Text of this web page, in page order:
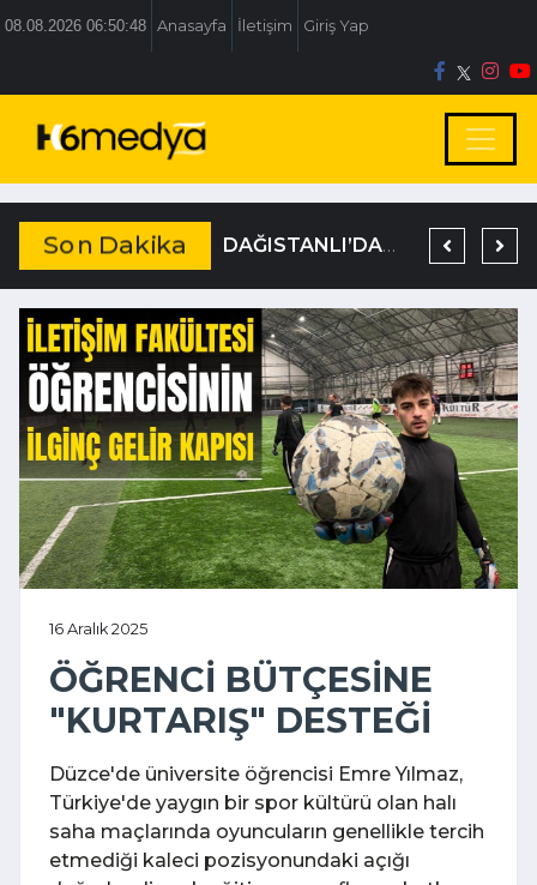
08.08.2026 06:50:48 Anasayfa İletişim Giriş Yap
Son Dakika DAĞISTANLI’DAN, ÖZLÜ’NÜN OTOGAR KARARINA SERT TEPKİ
16 Aralık 2025
ÖĞRENCİ BÜTÇESİNE
"KURTARIŞ" DESTEĞİ
Düzce'de üniversite öğrencisi Emre Yılmaz,
Türkiye'de yaygın bir spor kültürü olan halı
saha maçlarında oyuncuların genellikle tercih
etmediği kaleci pozisyonundaki açığı